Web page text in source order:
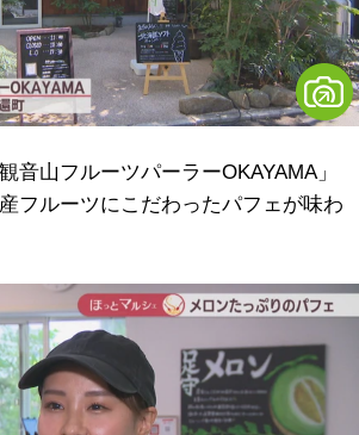
音山フルーツパーラーOKAYAMA」
フルーツにこだわったパフェが味わ